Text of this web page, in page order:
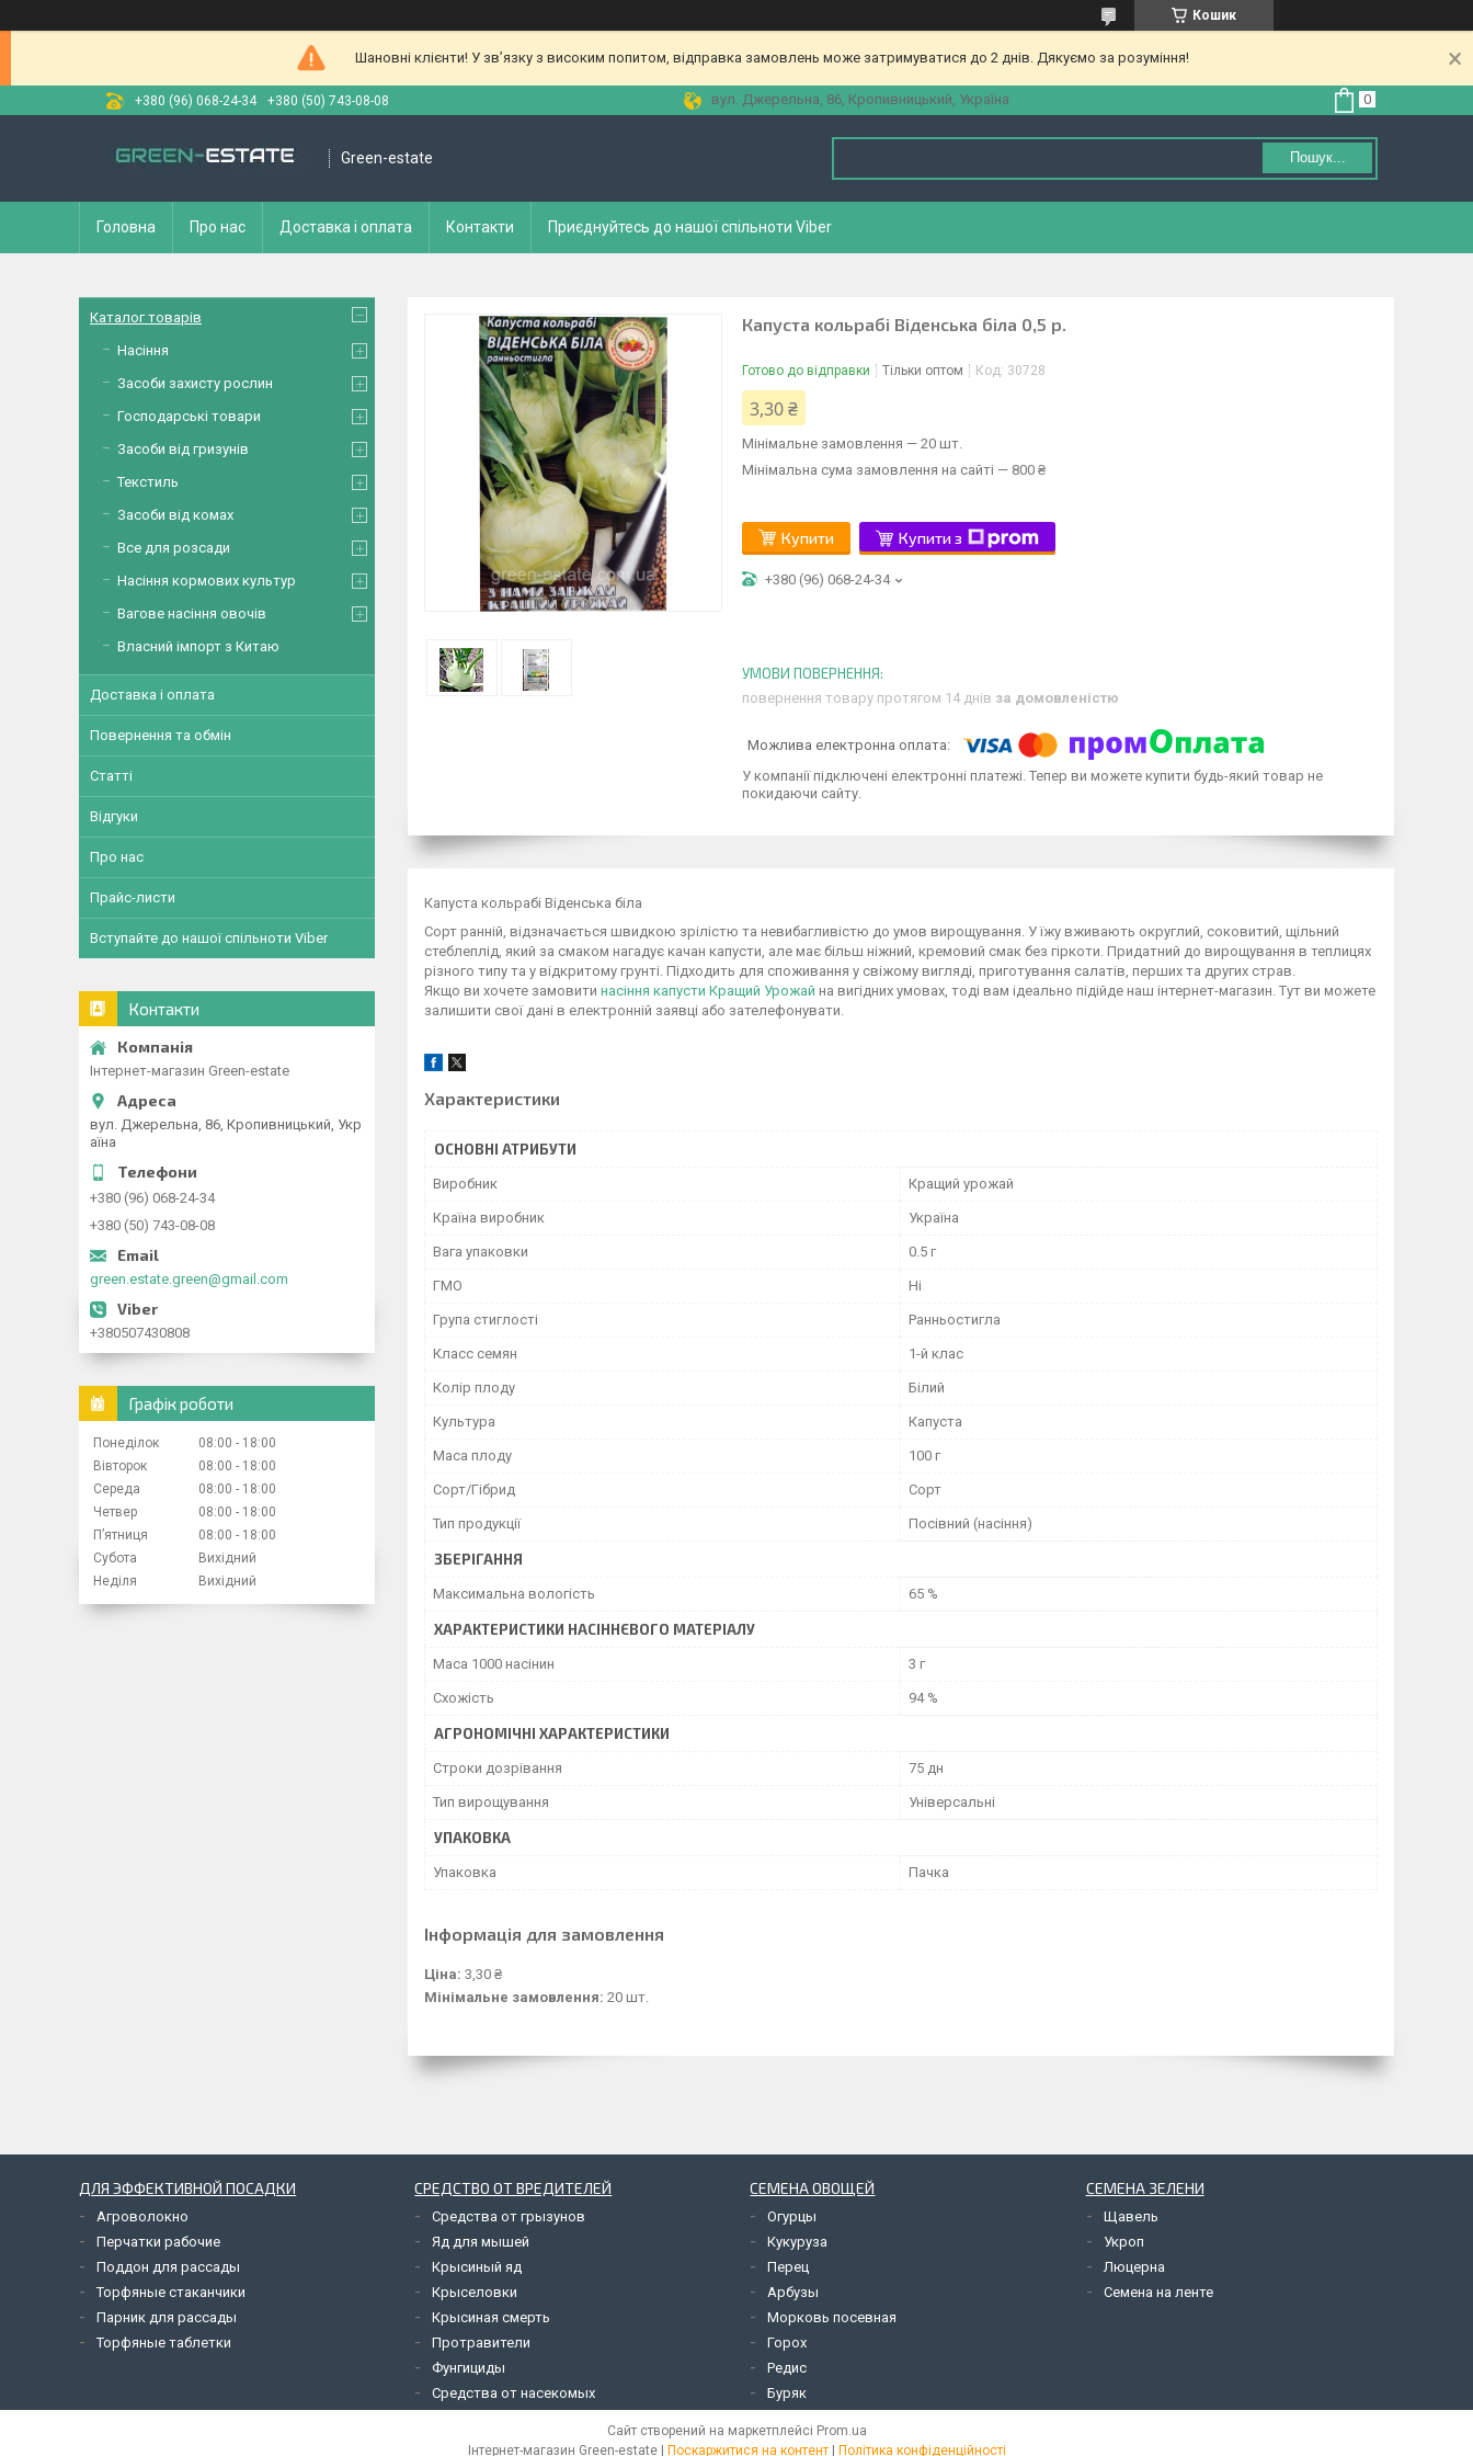
Кошик
Шановні клієнти! У зв’язку з високим попитом, відправка замовлень може затримуватися до 2 днів. Дякуємо за розуміння!
+380 (96) 068-24-34 +380 (50) 743-08-08 вул. Джерельна, 86, Кропивницький, Україна
Green-estate Пошук...
Головна Про нас Доставка і оплата Контакти Приєднуйтесь до нашої спільноти Viber
Капуста кольрабі Віденська біла 0,5 р.
Готово до відправки Тільки оптом Код: 30728
3,30 ₴
Мінімальне замовлення — 20 шт.
Мінімальна сума замовлення на сайті — 800 ₴
Купити Купити з
+380 (96) 068-24-34
повернення товару протягом 14 днів за домовленістю
У компанії підключені електронні платежі. Тепер ви можете купити будь-який товар не
покидаючи сайту.
Капуста кольрабі Віденська біла
Сорт ранній, відзначається швидкою зрілістю та невибагливістю до умов вирощування. У їжу вживають округлий, соковитий, щільний
стеблеплід, який за смаком нагадує качан капусти, але має більш ніжний, кремовий смак без гіркоти. Придатний до вирощування в теплицях
різного типу та у відкритому грунті. Підходить для споживання у свіжому вигляді, приготування салатів, перших та других страв.
Якщо ви хочете замовити насіння капусти Кращий Урожай на вигідних умовах, тоді вам ідеально підійде наш інтернет-магазин. Тут ви можете
залишити свої дані в електронній заявці або зателефонувати.
Характеристики
ОСНОВНІ АТРИБУТИ
Виробник Кращий урожай
Країна виробник Україна
Вага упаковки 0.5 г
ГМО Ні
Група стиглості Ранньостигла
Класс семян 1-й клас
Колір плоду Білий
Культура Капуста
Маса плоду 100 г
Сорт/Гібрид Сорт
Тип продукції Посівний (насіння)
ЗБЕРІГАННЯ
Максимальна вологість 65 %
ХАРАКТЕРИСТИКИ НАСІННЄВОГО МАТЕРІАЛУ
Маса 1000 насінин 3 г
Схожість 94 %
АГРОНОМІЧНІ ХАРАКТЕРИСТИКИ
Строки дозрівання 75 дн
Тип вирощування Універсальні
УПАКОВКА
Упаковка Пачка
Інформація для замовлення
Ціна: 3,30 ₴
Мінімальне замовлення: 20 шт.
Каталог товарів
Насіння
Засоби захисту рослин
Господарські товари
Засоби від гризунів
Текстиль
Засоби від комах
Все для розсади
Насіння кормових культур
Вагове насіння овочів
Власний імпорт з Китаю
Доставка і оплата
Повернення та обмін
Статті
Відгуки
Про нас
Прайс-листи
Вступайте до нашої спільноти Viber
Контакти
Інтернет-магазин Green-estate
вул. Джерельна, 86, Кропивницький, Укр
аїна
+380 (96) 068-24-34
+380 (50) 743-08-08
green.estate.green@gmail.com
+380507430808
Графік роботи
Понеділок 08:00
18:00
Вівторок
08:00
18:00
Середа
08:00
18:00
Четвер
08:00
18:00
Пʼятниця
08:00
18:00
Субота
Вихідний
Неділя
Вихідний
ДЛЯ ЭФФЕКТИВНОЙ ПОСАДКИ
Агроволокно
Перчатки рабочие
Поддон для рассады
Торфяные стаканчики
Парник для рассады
Торфяные таблетки
СРЕДСТВО ОТ ВРЕДИТЕЛЕЙ
Средства от грызунов
Яд для мышей
Крысиный яд
Крыселовки
Крысиная смерть
Протравители
Фунгициды
Средства от насекомых
СЕМЕНА ОВОЩЕЙ
Огурцы
Кукуруза
Перец
Арбузы
Морковь посевная
Горох
Редис
Буряк
СЕМЕНА ЗЕЛЕНИ
Щавель
Укроп
Люцерна
Семена на ленте
Сайт створений на маркетплейсі Prom.ua
Інтернет-магазин Green-estate | Поскаржитися на контент | Політика конфіденційності